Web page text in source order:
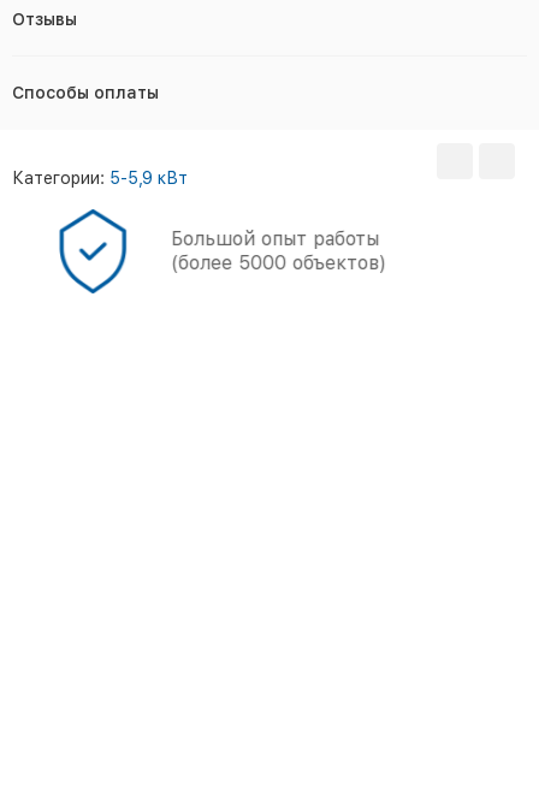
Отзывы
Способы оплаты
Категории: 5-5,9 кВт
Большой опыт работы
(более 5000 объектов)